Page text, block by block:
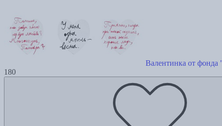
Валентинка от фонда
180